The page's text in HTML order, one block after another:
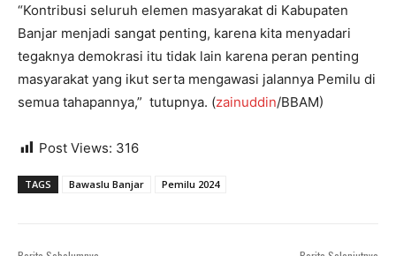
“Kontribusi seluruh elemen masyarakat di Kabupaten
Banjar menjadi sangat penting, karena kita menyadari
tegaknya demokrasi itu tidak lain karena peran penting
masyarakat yang ikut serta mengawasi jalannya Pemilu di
semua tahapannya,” tutupnya. (zainuddin/BBAM)
Post Views: 316
TAGS Bawaslu Banjar Pemilu 2024